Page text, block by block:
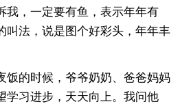
我，一定要有鱼，表示年年有
叫法，说是图个好彩头，年年丰
饭的时候，爷爷奶奶、爸爸妈妈
学习进步，天天向上。我问他